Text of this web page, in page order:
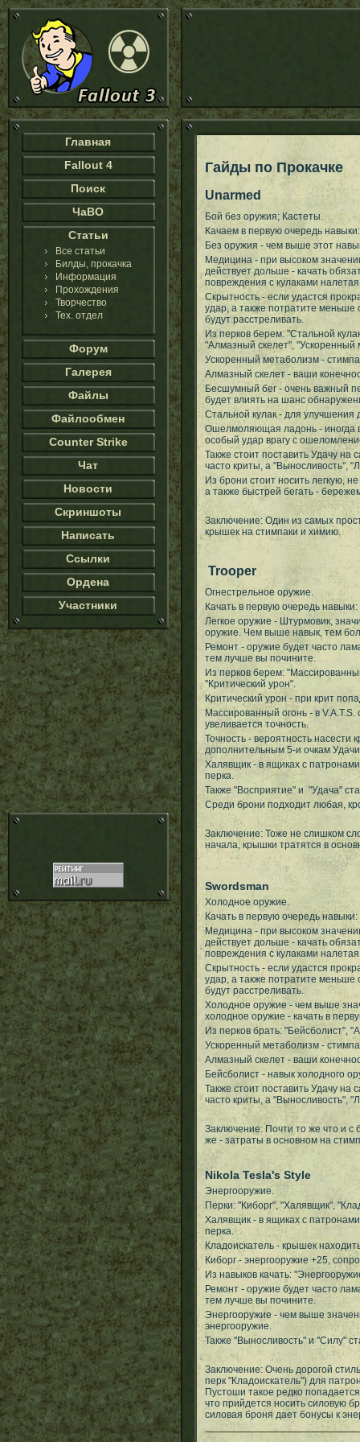
Главная
Fallout 4
Поиск
ЧаВО
Статьи
Все статьи
Билды, прокачка
Информация
Прохождения
Творчество
Тех. отдел
Форум
Галерея
Файлы
Файлообмен
Counter Strike
Чат
Новости
Скриншоты
Написать
Ссылки
Ордена
Участники
Гайды по Прокачке
Unarmed
Бой без оружия; Кастеты.
Качаем в первую очередь
Без оружия - чем выше этот
Медицина - при высоком
действует дольше - качать
повреждения с кулаками налетая
Скрытность - если удастся
удар, а также потратите меньше
будут расстреливать.
Из перков берем: "Стальной
"Алмазный скелет", "Ускоренный
Ускоренный метаболизм -
Алмазный скелет - ваши
Бесшумный бег - очень важный
будет влиять на шанс
Стальной кулак - для улучшения
Ошелмоляющая ладонь - иногда в
особый удар врагу с
Также стоит поставить Удачу на
часто криты, а "Выносливость",
Из брони стоит носить легкую,
а также быстрей бегать -
Заключение: Один из самых
крышек на стимпаки и химию.
Trooper
Огнестрельное оружие.
Качать в первую очередь
Легкое оружие - Штурмовик,
оружие. Чем выше навык, тем
Ремонт - оружие будет часто
тем лучше вы почините.
Из перков берем:
"Критический урон".
Критический урон - при крит
Массированный огонь - в
увеливается точность.
Точность - вероятность насести
дополнительным 5-и очкам
Халявщик - в ящиках с
перка.
Также "Восприятие" и "Удача"
Среди брони подходит любая,
Заключение: Тоже не слишком
начала, крышки тратятся в
Swordsman
Холодное оружие.
Качать в первую очередь
Медицина - при высоком
действует дольше - качать
повреждения с кулаками налетая
Скрытность - если удастся
удар, а также потратите меньше
будут расстреливать.
Холодное оружие - чем выше
холодное оружие - качать в
Из перков брать: "Бейсболист",
Ускоренный метаболизм -
Алмазный скелет - ваши
Бейсболист - навык холодного
Также стоит поставить Удачу на
часто криты, а "Выносливость",
Заключение: Почти то же что и с
же - затраты в основном на
Nikola Tesla's Style
Энергооружие.
Перки: "Киборг", "Халявщик",
Халявщик - в ящиках с
перка.
Кладоискатель - крышек
Киборг - энергооружие +25,
Из навыков качать:
Ремонт - оружие будет часто
тем лучше вы почините.
Энергооружие - чем выше
энергооружие.
Также "Выносливость" и "Силу"
Заключение: Очень дорогой
перк "Кладоискатель") для
Пустоши такое редко
что прийдется носить силовую
силовая броня дает бонусы к